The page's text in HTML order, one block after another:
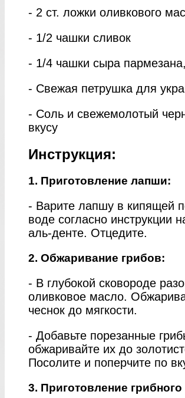
- 2 ст. ложки оливкового
- 1/2 чашки сливок
- 1/4 чашки сыра пармезана,
- Свежая петрушка для
- Соль и свежемолотый
вкусу
Инструкция:
1. Приготовление лапши:
- Варите лапшу в кипящей
воде согласно инструкции
аль-денте. Отцедите.
2. Обжаривание грибов:
- В глубокой сковороде
оливковое масло.
чеснок до мягкости.
- Добавьте порезанные
обжаривайте их до
Посолите и поперчите по
3. Приготовление грибного